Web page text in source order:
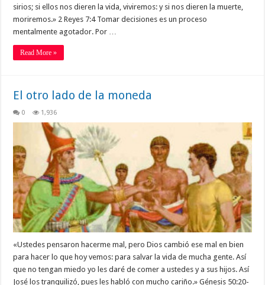
sirios; si ellos nos dieren la vida, viviremos: y si nos dieren la muerte,
moriremos.» 2 Reyes 7:4 Tomar decisiones es un proceso
mentalmente agotador. Por …
Read More »
El otro lado de la moneda
0 1,936
«Ustedes pensaron hacerme mal, pero Dios cambió ese mal en bien
para hacer lo que hoy vemos: para salvar la vida de mucha gente. Así
que no tengan miedo yo les daré de comer a ustedes y a sus hijos. Así
José los tranquilizó, pues les habló con mucho cariño.» Génesis 50:20-